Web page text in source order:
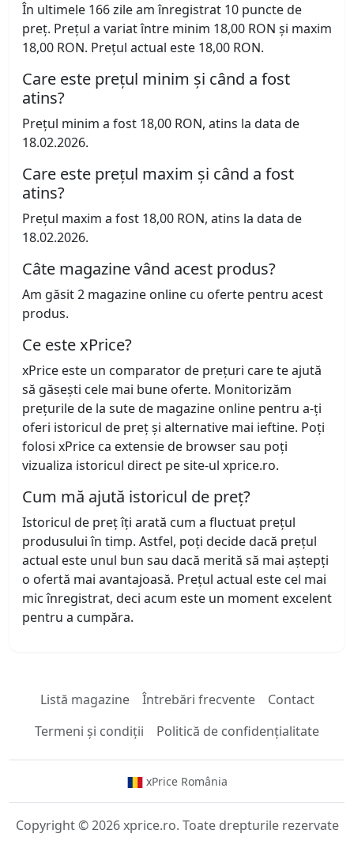
În ultimele 166 zile am înregistrat 10 puncte de
preț. Prețul a variat între minim 18,00 RON și maxim
18,00 RON. Prețul actual este 18,00 RON.
Care este prețul minim și când a fost
atins?
Prețul minim a fost 18,00 RON, atins la data de
18.02.2026.
Care este prețul maxim și când a fost
atins?
Prețul maxim a fost 18,00 RON, atins la data de
18.02.2026.
Câte magazine vând acest produs?
Am găsit 2 magazine online cu oferte pentru acest
produs.
Ce este xPrice?
xPrice este un comparator de prețuri care te ajută
să găsești cele mai bune oferte. Monitorizăm
prețurile de la sute de magazine online pentru a-ți
oferi istoricul de preț și alternative mai ieftine. Poți
folosi xPrice ca extensie de browser sau poți
vizualiza istoricul direct pe site-ul xprice.ro.
Cum mă ajută istoricul de preț?
Istoricul de preț îți arată cum a fluctuat prețul
produsului în timp. Astfel, poți decide dacă prețul
actual este unul bun sau dacă merită să mai aștepți
o ofertă mai avantajoasă. Prețul actual este cel mai
mic înregistrat, deci acum este un moment excelent
pentru a cumpăra.
Listă magazine Întrebări frecvente
Contact
Termeni și condiții
Politică de confidențialitate
xPrice România
Copyright © 2026 xprice.ro. Toate drepturile rezervate